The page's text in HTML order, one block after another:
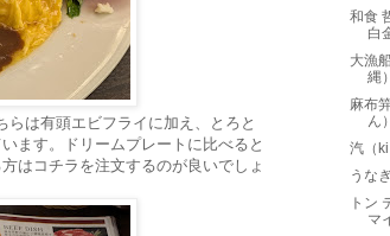
は有頭エビフライに加え、とろと
ます。ドリームプレートに比べると
はコチラを注文するのが良いでしょ
和食
白
大漁
縄
麻布
ん
汽（
うな
トン
マ